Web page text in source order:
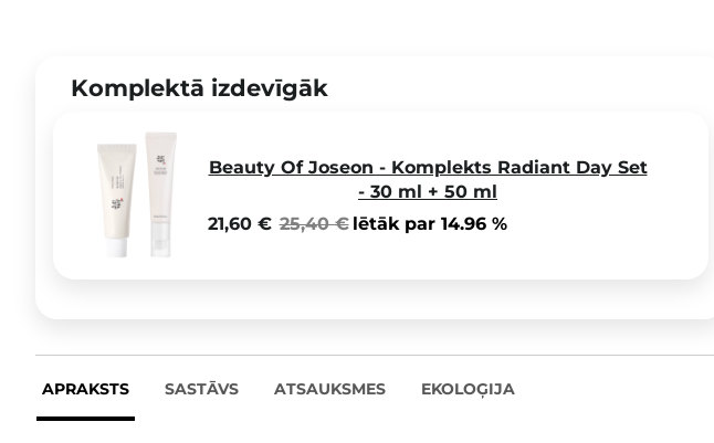
Komplektā izdevīgāk
Beauty Of Joseon - Komplekts Radiant Day Set
- 30 ml + 50 ml
25,40 €
21,60 € lētāk par 14.96 %
APRAKSTS SASTĀVS ATSAUKSMES EKOLOĢIJA